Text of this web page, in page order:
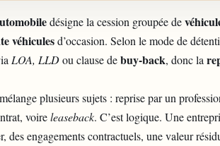
désigne la cession groupée de
véhiculesd’occasion. Selon le mode de
LOA, LLDou clause debuy-back, donc la
plusieurs sujets : reprise par un
voireleaseback. C’est logique. Une
des engagements contractuels, une valeur